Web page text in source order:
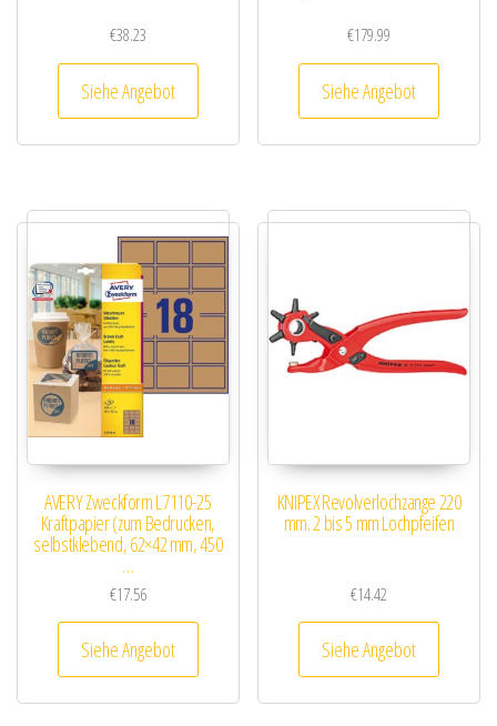
€38.23
Siehe Angebot
€179.99
Siehe Angebot
AVERY Zweckform L7110-25
Kraftpapier (zum Bedrucken,
selbstklebend, 62×42 mm, 450
…
€17.56
Siehe Angebot
KNIPEX Revolverlochzange 220
mm. 2 bis 5 mm Lochpfeifen
€14.42
Siehe Angebot